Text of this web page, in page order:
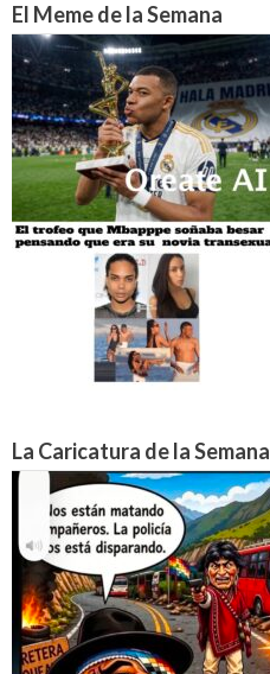
El Meme de la Semana
La Caricatura de la Semana